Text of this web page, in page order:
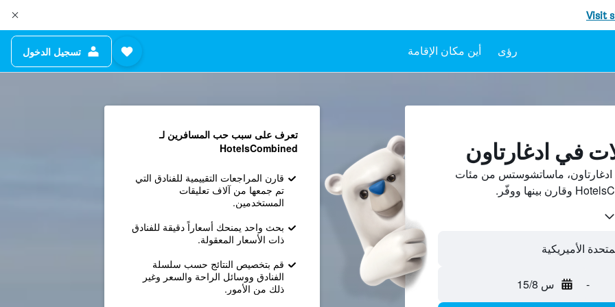
Visit
رؤى أين مكان الإقامة تسجيل الدخول
في ادغارتاون
ماساتشوستس من مئات
الأميريكية
- س 15/8
تعرف على سبب حب المسافرين لـ
HotelsCombined
قارن المراجعات التقييمية للفنادق التي
تم جمعها من آلاف تعليقات
المستخدمين.
بحث واحد يمنحك أسعاراً دقيقة للفنادق
ذات الأسعار المعقولة.
قم بتخصيص النتائج حسب سلسلة
الفنادق ووسائل الراحة والسعر وغير
ذلك من الأمور.